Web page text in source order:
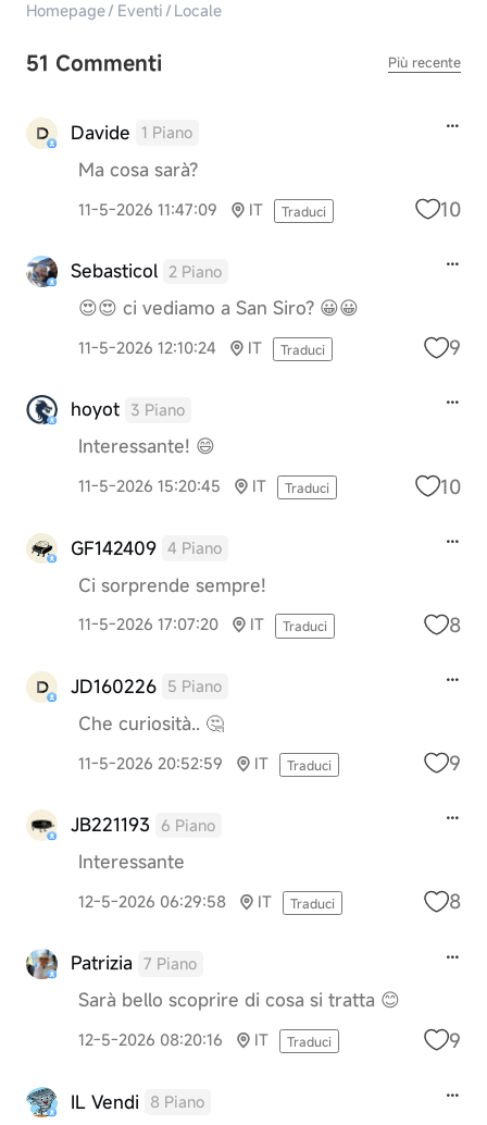
Homepage/ Eventi/ Locale
51 Commenti Più recente
Davide 1 Piano
Ma cosa sarà?
11-5-2026 11:47:09 IT Traduci 10
Sebasticol 2 Piano
😍😍 ci vediamo a San Siro? 😀😀
11-5-2026 12:10:24 IT Traduci 9
hoyot 3 Piano
Interessante! 😄
11-5-2026 15:20:45 IT Traduci 10
GF142409 4 Piano
Ci sorprende sempre!
11-5-2026 17:07:20 IT Traduci 8
JD160226 5 Piano
Che curiosità.. 🤔
11-5-2026 20:52:59 IT Traduci 9
JB221193 6 Piano
Interessante
12-5-2026 06:29:58 IT Traduci 8
Patrizia 7 Piano
Sarà bello scoprire di cosa si tratta 😊
12-5-2026 08:20:16 IT Traduci 9
IL Vendi 8 Piano